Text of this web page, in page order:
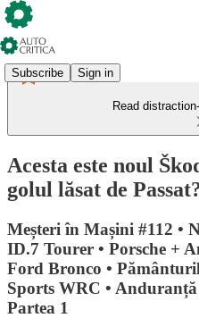
Subscribe Sign in
Read
Acesta este noul
golul lăsat de
Meșteri în Mașini #112 •
ID.7 Tourer • Porsche +
Ford Bronco •
Sports WRC •
Partea 1